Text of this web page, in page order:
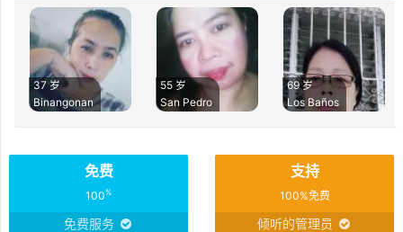
37 岁
Binangonan
55 岁
San Pedro
69 岁
Los Baños
免费
100%
免费服务
支持
100%免费
倾听的管理员